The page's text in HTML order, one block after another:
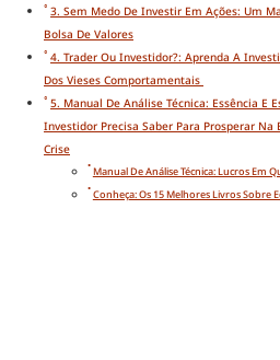
3. Sem Medo De Investir Em Ações: Um
Bolsa De Valores
4. Trader Ou Investidor?: Aprenda A
Dos Vieses Comportamentais
5. Manual De Análise Técnica: Essência E
Investidor Precisa Saber Para Prosperar Na
Crise
Manual De Análise Técnica: Lucros Em
Conheça: Os 15 Melhores Livros Sobre